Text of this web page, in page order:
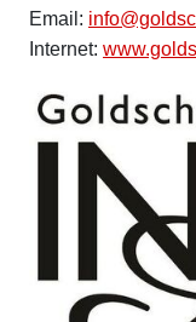
Email:
Internet: